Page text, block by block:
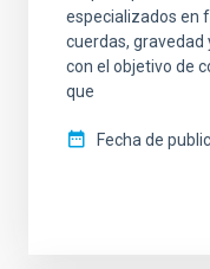
especializados en
cuerdas, gravedad
con el objetivo de
que
Fecha de